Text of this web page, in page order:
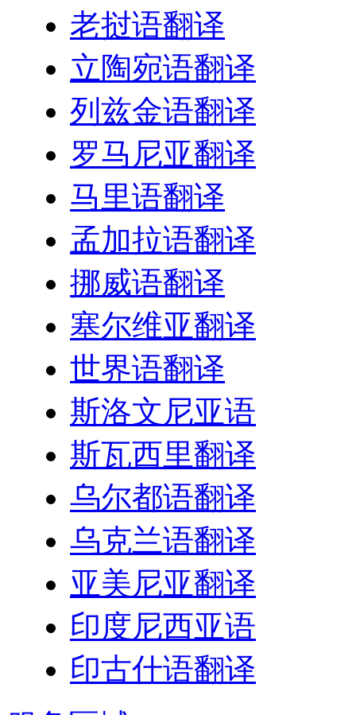
老挝语翻译
立陶宛语翻译
列兹金语翻译
罗马尼亚翻译
马里语翻译
孟加拉语翻译
挪威语翻译
塞尔维亚翻译
世界语翻译
斯洛文尼亚语
斯瓦西里翻译
乌尔都语翻译
乌克兰语翻译
亚美尼亚翻译
印度尼西亚语
印古什语翻译